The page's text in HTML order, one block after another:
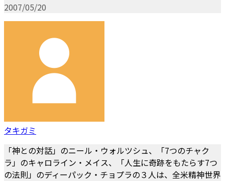
2007/05/20
タキガミ
「神との対話」のニール・ウォルツシュ、「7つのチャク
ラ」のキャロライン・メイス、「人生に奇跡をもたらす7つ
の法則」のディーパック・チョプラの３人は、全米精神世界